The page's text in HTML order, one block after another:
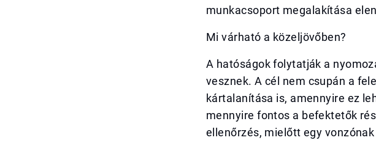
munkacsoport megalakítása
Mi várható a közeljövőben?
A hatóságok folytatják a
vesznek. A cél nem csupán a
kártalanítása is, amennyire ez
mennyire fontos a befektetők
ellenőrzés, mielőtt egy